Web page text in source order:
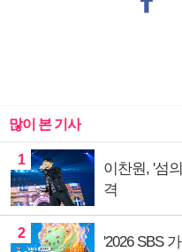
많이 본 기사
1
이찬원, '섬
격
2
'2026 SBS